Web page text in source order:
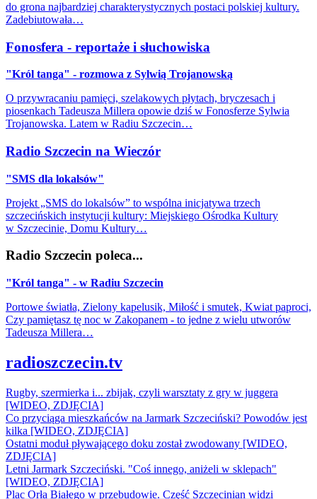
do grona najbardziej charakterystycznych postaci polskiej kultury.
Zadebiutowała…
Fonosfera - reportaże i słuchowiska
"Król tanga" - rozmowa z Sylwią Trojanowską
O przywracaniu pamięci, szelakowych płytach, bryczesach i
piosenkach Tadeusza Millera opowie dziś w Fonosferze Sylwia
Trojanowska. Latem w Radiu Szczecin…
Radio Szczecin na Wieczór
"SMS dla lokalsów"
Projekt „SMS do lokalsów” to wspólna inicjatywa trzech
szczecińskich instytucji kultury: Miejskiego Ośrodka Kultury
w Szczecinie, Domu Kultury…
Radio Szczecin poleca...
"Król tanga" - w Radiu Szczecin
Portowe światła, Zielony kapelusik, Miłość i smutek, Kwiat paproci,
Czy pamiętasz tę noc w Zakopanem - to jedne z wielu utworów
Tadeusza Millera…
radioszczecin.tv
Rugby, szermierka i... zbijak, czyli warsztaty z gry w juggera
[WIDEO, ZDJĘCIA]
Co przyciąga mieszkańców na Jarmark Szczeciński? Powodów jest
kilka [WIDEO, ZDJĘCIA]
Ostatni moduł pływającego doku został zwodowany [WIDEO,
ZDJĘCIA]
Letni Jarmark Szczeciński. "Coś innego, aniżeli w sklepach"
[WIDEO, ZDJĘCIA]
Plac Orła Białego w przebudowie. Część Szczecinian widzi